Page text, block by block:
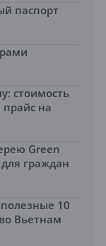
паспорт
стоимость
на
Green
граждан
10
Вьетнам